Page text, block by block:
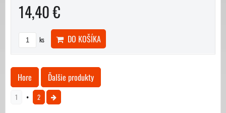
14,40 €
ks DO KOŠÍKA
Hore Ďalšie produkty
1 2